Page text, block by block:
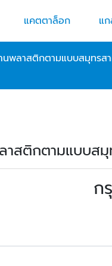
แคตตาล็อก แ
นพลาสติกตามแบบสมุทรส
สติกตามแบบสมุ
ก